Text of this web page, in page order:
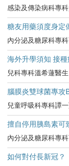
感染及傳染病科專
糖友用藥須度身定
內分泌及糖尿科專
海外升學須知 接
兒科專科溫希蓮醫生
腦膜炎雙球菌專攻
兒童呼吸科專科譚
擅自停用胰島素可
內分泌及糖尿科專
如何對付長新冠？